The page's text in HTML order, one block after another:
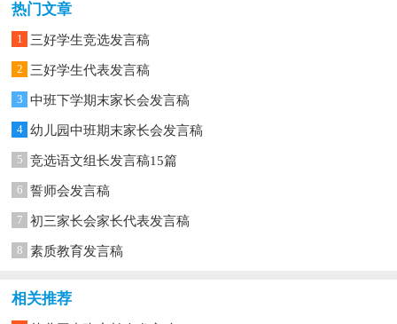
热门文章
1 三好学生竞选发言稿
2 三好学生代表发言稿
3 中班下学期末家长会发言稿
4 幼儿园中班期末家长会发言稿
5 竞选语文组长发言稿15篇
6 誓师会发言稿
7 初三家长会家长代表发言稿
8 素质教育发言稿
相关推荐